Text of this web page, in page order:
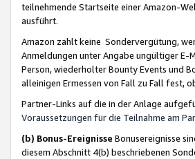
teilnehmende Startseite einer Amazon-
ausführt.
Amazon zahlt keine Sondervergütung,
Anmeldungen unter Angabe ungültiger E-
Person, wiederholter Bounty Events und
alleinigen Ermessen von Fall zu Fall fest,
Partner-Links auf die in der Anlage
Voraussetzungen für die Teilnahme am
(b) Bonus-Ereignisse Bonusereignisse
diesem Abschnitt 4(b) beschriebenen